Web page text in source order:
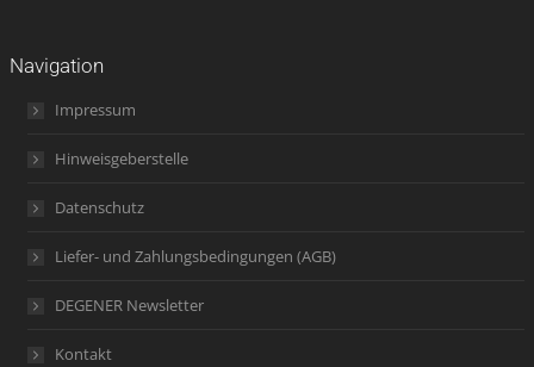
Navigation
Impressum
Hinweisgeberstelle
Datenschutz
Liefer- und Zahlungsbedingungen (AGB)
DEGENER Newsletter
Kontakt